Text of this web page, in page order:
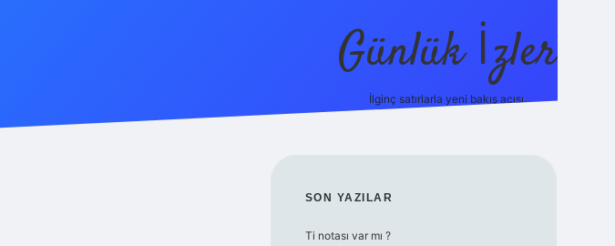
Günlük İzler
İlginç satırlarla yeni bakış açısı.
SIDEBAR
SON YAZILAR
Ti notası var mı ?